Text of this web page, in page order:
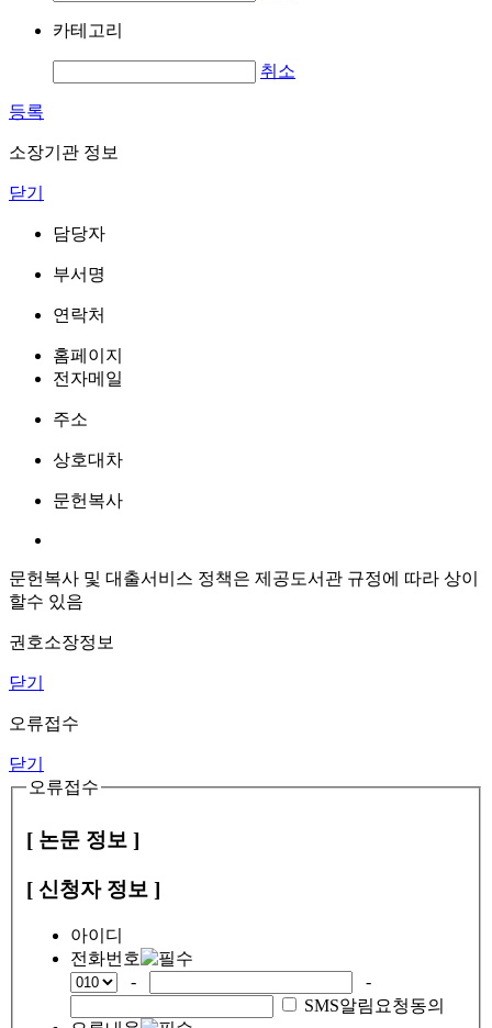
카테고리
취소
등록
소장기관 정보
닫기
담당자
부서명
연락처
홈페이지
전자메일
주소
상호대차
문헌복사
문헌복사 및 대출서비스 정책은 제공도서관 규정에 따라 상이
할수 있음
권호소장정보
닫기
오류접수
닫기
오류접수
[ 논문 정보 ]
[ 신청자 정보 ]
아이디
전화번호
-
-
SMS알림요청동의